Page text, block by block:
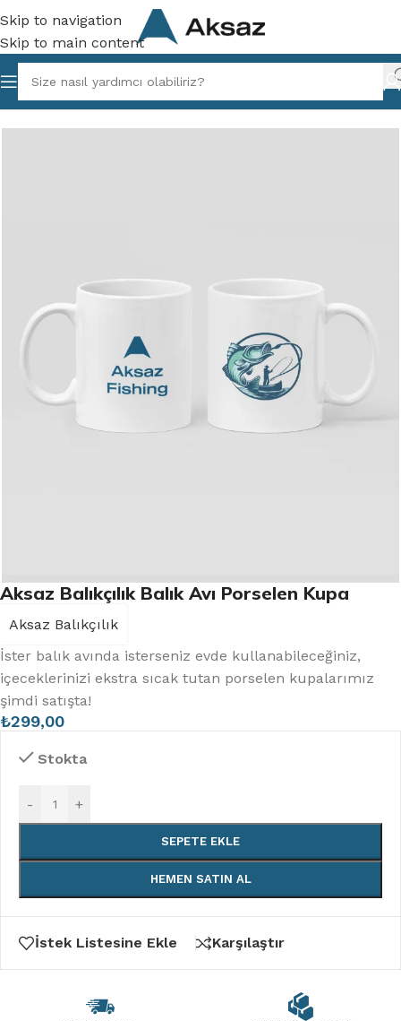
Skip to navigation
Skip to main content
Ana Sayfa/Aksaz Balıkçılık /Balık Avı Aksesuarları
Aksaz Balıkçılık Balık Avı Porselen Kupa
Aksaz Balıkçılık
İster balık avında isterseniz evde kullanabileceğiniz,
içeceklerinizi ekstra sıcak tutan porselen kupalarımız
şimdi satışta!
₺299,00
Stokta
- +
SEPETE EKLE
HEMEN SATIN AL
İstek Listesine Ekle Karşılaştır